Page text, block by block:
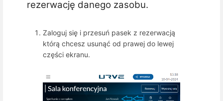
rezerwację danego zasobu.
Zaloguj się i przesuń pasek z rezerwacją
którą chcesz usunąć od prawej do lewej
części ekranu.